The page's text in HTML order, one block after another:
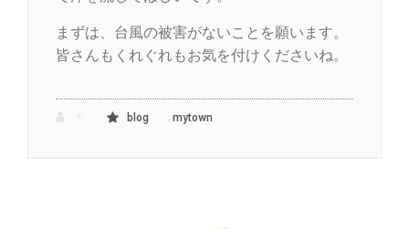
まずは、台風の被害がないことを願います。
皆さんもくれぐれもお気を付けくださいね。
blog mytown